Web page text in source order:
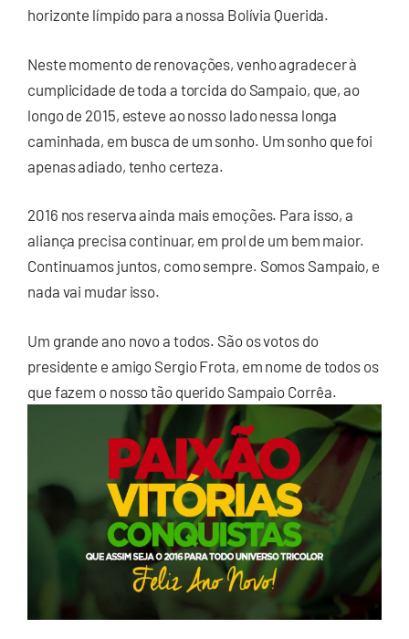
horizonte límpido para a nossa Bolívia Querida.
Neste momento de renovações, venho agradecer à
cumplicidade de toda a torcida do Sampaio, que, ao
longo de 2015, esteve ao nosso lado nessa longa
caminhada, em busca de um sonho. Um sonho que foi
apenas adiado, tenho certeza.
2016 nos reserva ainda mais emoções. Para isso, a
aliança precisa continuar, em prol de um bem maior.
Continuamos juntos, como sempre. Somos Sampaio, e
nada vai mudar isso.
Um grande ano novo a todos. São os votos do
presidente e amigo Sergio Frota, em nome de todos os
que fazem o nosso tão querido Sampaio Corrêa.